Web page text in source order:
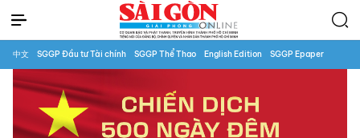
中文 SGGP Đầu tư Tài chính SGGP Thể Thao English Edition SGGP Epaper